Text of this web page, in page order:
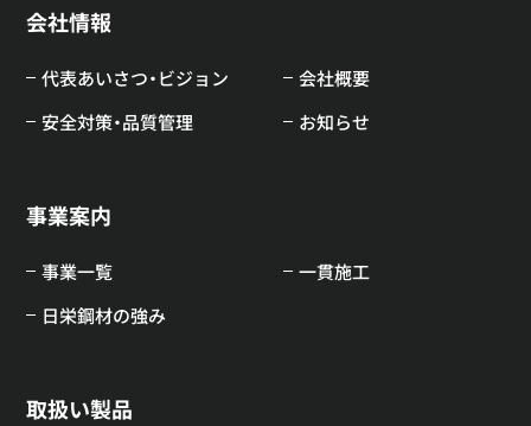
会社情報
代表あいさつ・ビジョン
会社概要
安全対策・品質管理
お知らせ
事業案内
事業一覧
一貫施工
日栄鋼材の強み
取扱い製品